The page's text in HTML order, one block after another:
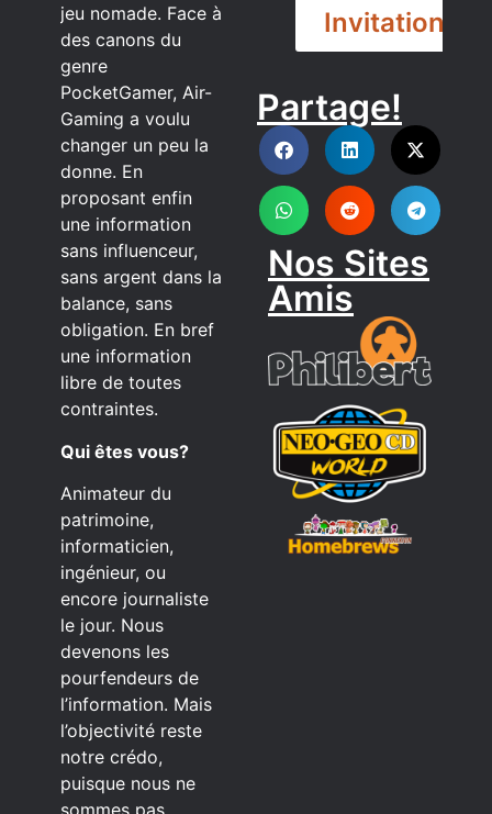
jeu nomade. Face à
des canons du
genre
PocketGamer, Air-
Gaming a voulu
changer un peu la
donne. En
proposant enfin
une information
sans influenceur,
sans argent dans la
balance, sans
obligation. En bref
une information
libre de toutes
contraintes.
Qui êtes vous?
Animateur du
patrimoine,
informaticien,
ingénieur, ou
encore journaliste
le jour. Nous
devenons les
pourfendeurs de
l’information. Mais
l’objectivité reste
notre crédo,
puisque nous ne
sommes pas
Invitation
DISCORD
Partage!
Nos Sites
Amis